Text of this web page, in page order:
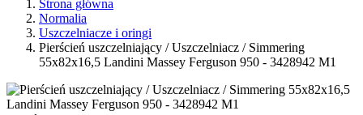
Strona główna
Normalia
Uszczelniacze i oringi
Pierścień uszczelniający / Uszczelniacz / Simmering
55x82x16,5 Landini Massey Ferguson 950 - 3428942 M1